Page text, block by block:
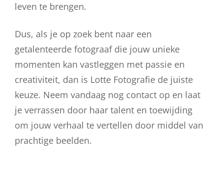
leven te brengen.
Dus, als je op zoek bent naar een
getalenteerde fotograaf die jouw unieke
momenten kan vastleggen met passie en
creativiteit, dan is Lotte Fotografie de juiste
keuze. Neem vandaag nog contact op en laat
je verrassen door haar talent en toewijding
om jouw verhaal te vertellen door middel van
prachtige beelden.